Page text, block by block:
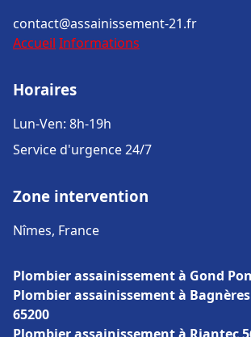
contact@assainissement-21.fr
Accueil Informations
Horaires
Lun-Ven: 8h-19h
Service d'urgence 24/7
Zone intervention
Nîmes, France
Plombier assainissement à Gond
Plombier assainissement à
65200